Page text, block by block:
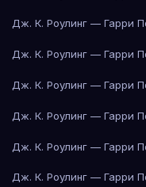
Дж. К. Роулинг — Гарри
Дж. К. Роулинг — Гарри
Дж. К. Роулинг — Гарри
Дж. К. Роулинг — Гарри
Дж. К. Роулинг — Гарри
Дж. К. Роулинг — Гарри